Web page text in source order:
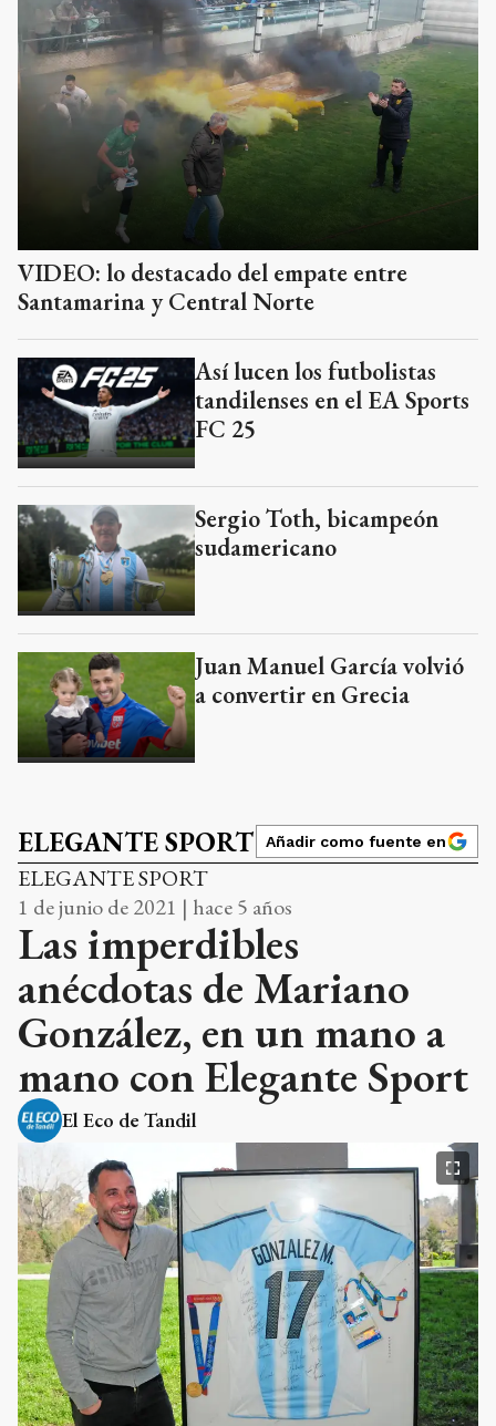
VIDEO: lo destacado del empate entre
Santamarina y Central Norte
Así lucen los futbolistas
tandilenses en el EA Sports
FC 25
Sergio Toth, bicampeón
sudamericano
Juan Manuel García volvió
a convertir en Grecia
ELEGANTE SPORT Añadir como fuente en
ELEGANTE SPORT
1 de junio de 2021 | hace 5 años
Las imperdibles
anécdotas de Mariano
González, en un mano a
mano con Elegante Sport
El Eco de Tandil